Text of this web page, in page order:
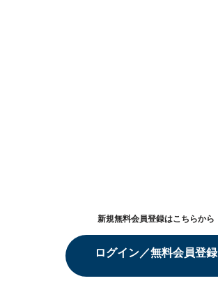
新規無料会員登録はこちらから
ログイン／無料会員登録